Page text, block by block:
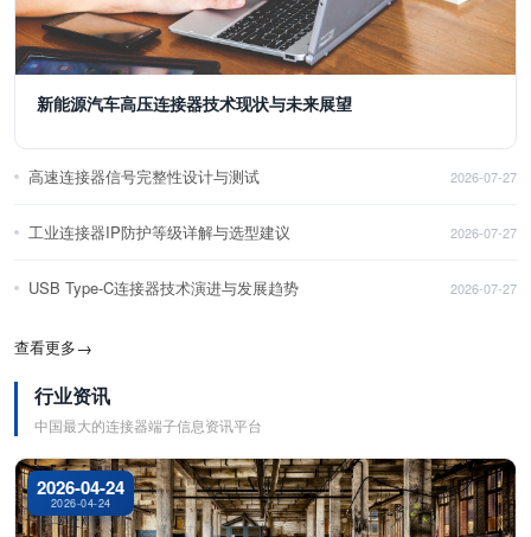
新能源汽车高压连接器技术现状与未来展望
高速连接器信号完整性设计与测试 2026-07-27
工业连接器IP防护等级详解与选型建议 2026-07-27
USB Type-C连接器技术演进与发展趋势 2026-07-27
查看更多→
行业资讯
中国最大的连接器端子信息资讯平台
2026-04-24
2026-04-24